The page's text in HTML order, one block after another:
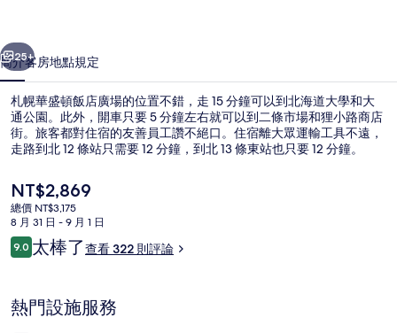
廣
場
的
相
集
個 下一個
25+
簡介客房地點規定
札幌華盛頓飯店廣場的位置不錯，走 15 分鐘可以到北海道大學和大
通公園。此外，開車只要 5 分鐘左右就可以到二條市場和狸小路商店
街。旅客都對住宿的友善員工讚不絕口。住宿離大眾運輸工具不遠，
走路到北 12 條站只需要 12 分鐘，到北 13 條東站也只要 12 分鐘。
目
前
的
價
格
NT$2,869
總價 NT$3,175
8 月 31 日 - 9 月 1 日
評
論
9.09.0 分，滿分 10 分，
太棒了查看 322 則評論
熱門設施服務